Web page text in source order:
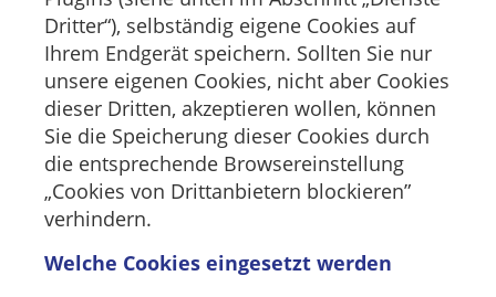
Dritter“), selbständig eigene Cookies auf
Ihrem Endgerät speichern. Sollten Sie nur
unsere eigenen Cookies, nicht aber Cookies
dieser Dritten, akzeptieren wollen, können
Sie die Speicherung dieser Cookies durch
die entsprechende Browsereinstellung
„Cookies von Drittanbietern blockieren”
verhindern.
Welche Cookies eingesetzt werden